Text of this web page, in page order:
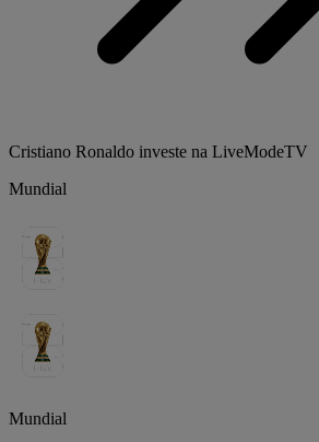
Cristiano Ronaldo investe na LiveModeTV
Mundial
Mundial